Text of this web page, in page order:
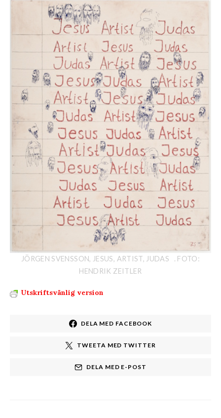
JÖRGEN SVENSSON, JESUS, ARTIST, JUDAS . FOTO:
HENDRIK ZEITLER
Utskriftsvänlig version
DELA MED FACEBOOK
TWEETA MED TWITTER
DELA MED E-POST